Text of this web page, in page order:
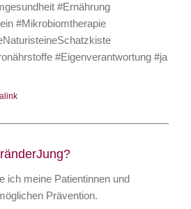
#Ernährung
#Mikrobiomtherapie
#Eigenverantwortung #ja
ich meine Patientinnen und
Prävention.